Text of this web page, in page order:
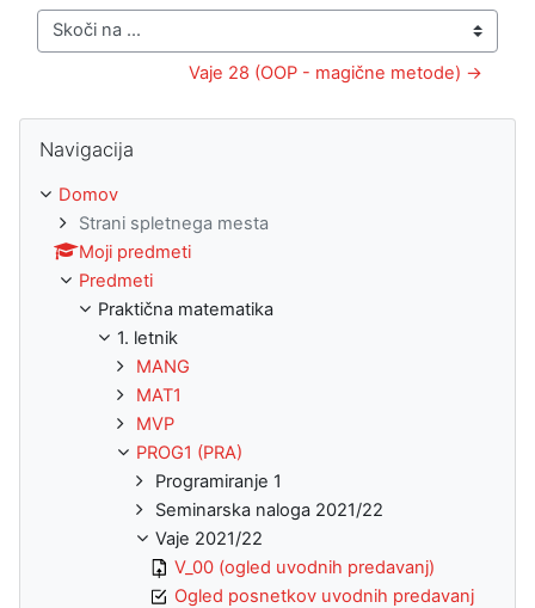
Skoči na ...
Vaje 28 (OOP - magične metode) →
Navigacija
Domov
Strani spletnega mesta
Moji predmeti
Predmeti
Praktična matematika
1. letnik
MANG
MAT1
MVP
PROG1 (PRA)
Programiranje 1
Seminarska naloga 2021/22
Vaje 2021/22
V_00 (ogled uvodnih predavanj)
Ogled posnetkov uvodnih predavanj